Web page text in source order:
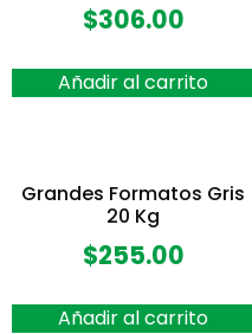
$306.00
Añadir al carrito
Grandes Formatos Gris
20 Kg
$255.00
Añadir al carrito